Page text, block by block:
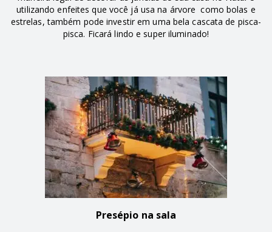
utilizando enfeites que você já usa na árvore como bolas e
estrelas, também pode investir em uma bela cascata de pisca-
pisca. Ficará lindo e super iluminado!
Presépio na sala